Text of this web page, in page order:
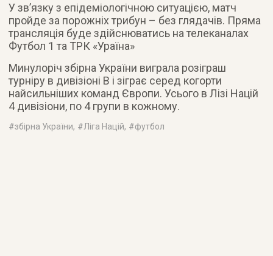
У зв’язку з епідеміологічною ситуацією, матч
пройде за порожніх трибун – без глядачів. Пряма
трансляція буде здійснюватись на телеканалах
Футбол 1 та ТРК «Ураїна»
Минулоріч збірна України виграла розіграш
турніру в дивізіоні В і зіграє серед когорти
найсильніших команд Європи. Усього в Лізі Націй
4 дивізіони, по 4 групи в кожному.
#збірна України, #Ліга Націй, #футбол